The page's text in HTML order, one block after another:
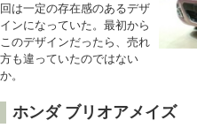
回は一定の存在感のあるデザ
インになっていた。最初から
このデザインだったら、売れ
方も違っていたのではない
か。
ホンダ ブリオアメイズ